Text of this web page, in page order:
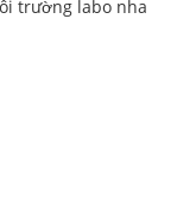
trường labo nha